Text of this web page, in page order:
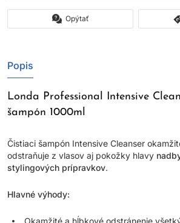
Opýtať
Popis
Londa Professional Intensive
šampón 1000ml
Čistiaci šampón Intensive Cleanser
odstraňuje z vlasov aj pokožky hlavy
stylingových prípravkov.
Hlavné výhody:
Okamžité a hĺbkové odstránenie